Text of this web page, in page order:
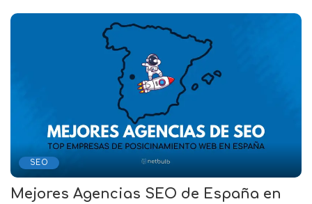
SEO
Mejores Agencias SEO de España en